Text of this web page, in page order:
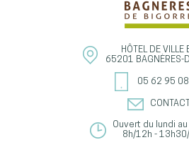
HÔTEL DE VILLE
65201 BAGNÈRES-
05 62 95
CONTACT
Ouvert du lundi
8h/12h -